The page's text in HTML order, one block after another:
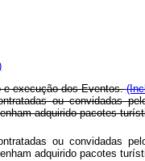
e execução dos Eventos.
ou convidadas
adquirido pacotes
ou convidadas
adquirido pacotes